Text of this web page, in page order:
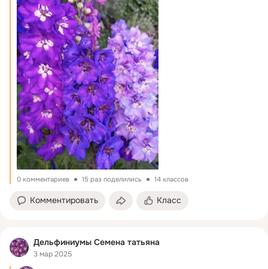
0 комментариев 15 раз поделились 14 классов
Комментировать Класс
Дельфиниумы Семена татьяна
3 мар 2025